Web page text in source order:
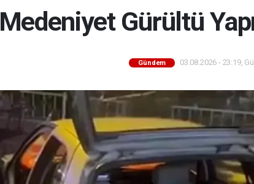
Medeniyet Gürültü
Gündem 03.08.2026 - 23:19,